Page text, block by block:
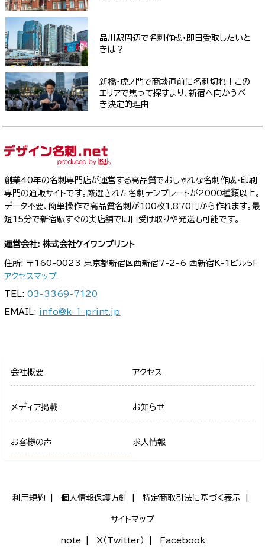
品川駅周辺で名刺作成・即日受取したいと
きは？
新橋・虎ノ門で商談直前に名刺切れ！この
エリアで焦って探すより、新宿へ向かうべ
き決定的理由
創業40年の名刺専門店が運営する高品質でおしゃれな名刺作成・印刷
専門の通販サイトです。厳選された名刺テンプレートが2000種類以上。
データ不要、簡単操作で高品質名刺が100枚1,870円から作れます。最
短15分で新宿駅すぐの実店舗で即日受け取りや発送も可能です。
運営会社: 株式会社ケイワンプリント
住所: 〒160-0023 東京都新宿区西新宿7-2-6 西新宿K-1ビル5F
アクセスマップ
TEL:03-3369-7120
EMAIL: info@k-1-print.jp
会社概要 アクセス
メディア掲載 お知らせ
お客様の声 求人情報
利用規約 個人情報保護方針 特定商取引法に基づく表示
サイトマップ
note X（Twitter） Facebook